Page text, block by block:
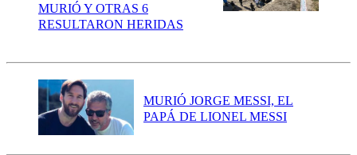
MURIÓ Y OTRAS 6
RESULTARON HERIDAS
MURIÓ JORGE MESSI, EL
PAPÁ DE LIONEL MESSI